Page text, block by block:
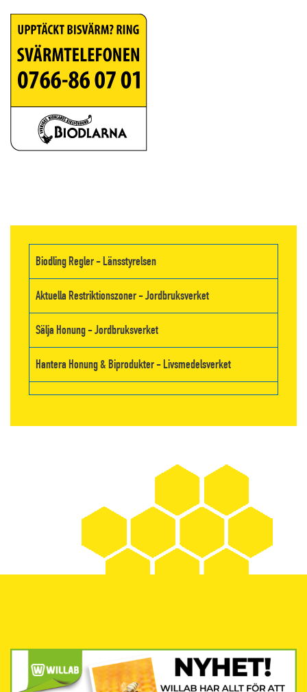
Biodling Regler - Länsstyrelsen
Aktuella Restriktionszoner - Jordbruksverket
Sälja Honung - Jordbruksverket
Hantera Honung & Biprodukter - Livsmedelsverket